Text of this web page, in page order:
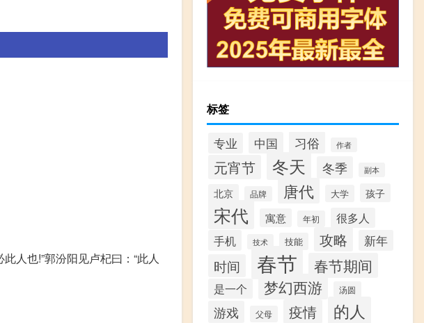
人也!”郭汾阳见卢杞曰：“此人
标签
专业 中国 习俗 作者
元宵节 冬天 冬季 副本
北京 品牌 唐代 大学 孩子
宋代 寓意 年初 很多人
手机 技术 技能 攻略 新年
时间 春节 春节期间
是一个 梦幻西游 汤圆
游戏 父母 疫情 的人